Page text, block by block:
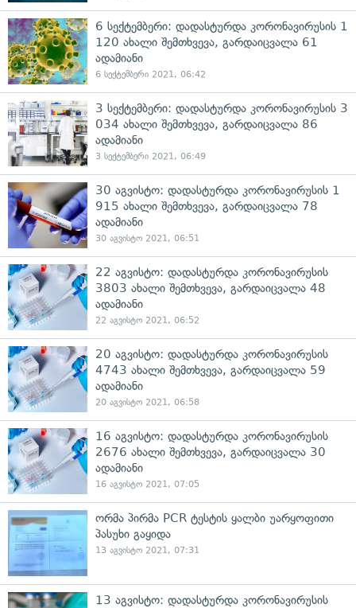
6 სექტემბერი: დადასტურდა კორონავირუსის 1
120 ახალი შემთხვევა, გარდაიცვალა 61
ადამიანი
6 სექტემბერი 2021, 06:42
3 სექტემბერი: დადასტურდა კორონავირუსის 3
034 ახალი შემთხვევა, გარდაიცვალა 86
ადამიანი
3 სექტემბერი 2021, 06:49
30 აგვისტო: დადასტურდა კორონავირუსის 1
915 ახალი შემთხვევა, გარდაიცვალა 78
ადამიანი
30 აგვისტო 2021, 06:51
22 აგვისტო: დადასტურდა კორონავირუსის
3803 ახალი შემთხვევა, გარდაიცვალა 48
ადამიანი
22 აგვისტო 2021, 06:52
20 აგვისტო: დადასტურდა კორონავირუსის
4743 ახალი შემთხვევა, გარდაიცვალა 59
ადამიანი
20 აგვისტო 2021, 06:58
16 აგვისტო: დადასტურდა კორონავირუსის
2676 ახალი შემთხვევა, გარდაიცვალა 30
ადამიანი
16 აგვისტო 2021, 07:05
ორმა პირმა PCR ტესტის ყალბი უარყოფითი
პასუხი გაყიდა
13 აგვისტო 2021, 07:31
13 აგვისტო: დადასტურდა კორონავირუსის